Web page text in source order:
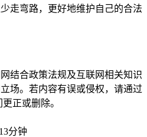
走弯路，更好地维护自己的合法
结合政策法规及互联网相关知识
场。若内容有误或侵权，请通过
正或删除。
分钟